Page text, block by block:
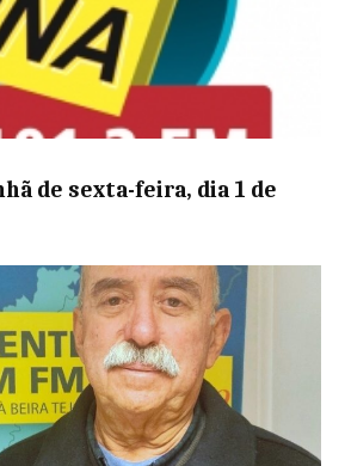
de sexta-feira, dia 1 de